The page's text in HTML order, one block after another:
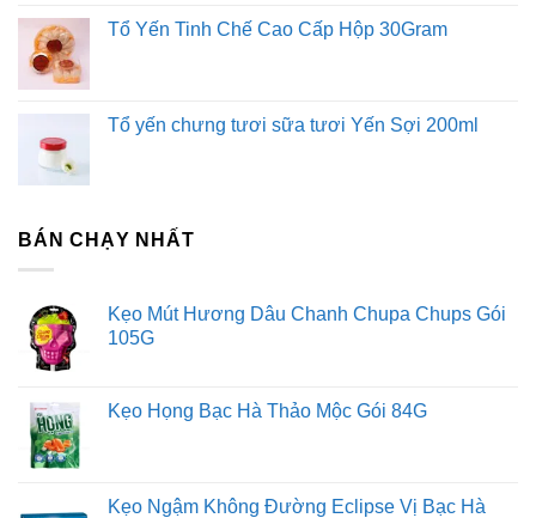
Tổ Yến Tinh Chế Cao Cấp Hộp 30Gram
Tổ yến chưng tươi sữa tươi Yến Sợi 200ml
BÁN CHẠY NHẤT
Kẹo Mút Hương Dâu Chanh Chupa Chups Gói
105G
Kẹo Họng Bạc Hà Thảo Mộc Gói 84G
Kẹo Ngậm Không Đường Eclipse Vị Bạc Hà